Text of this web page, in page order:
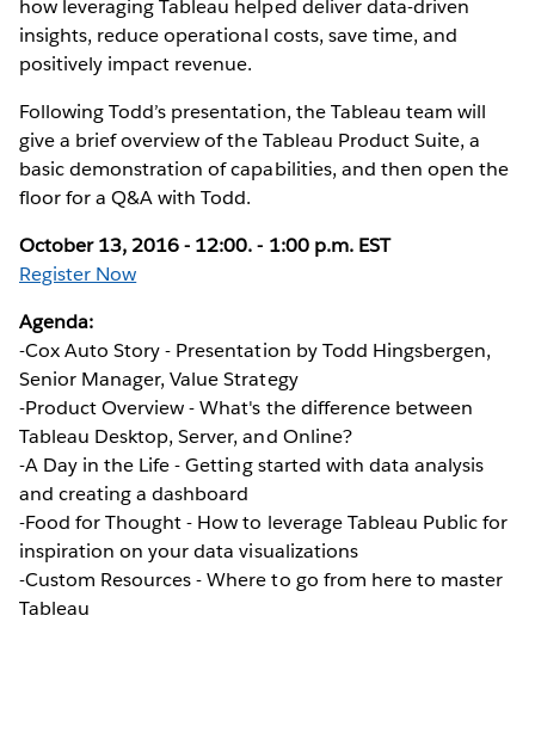
how leveraging Tableau helped deliver data-driven
insights, reduce operational costs, save time, and
positively impact revenue.
Following Todd’s presentation, the Tableau team will
give a brief overview of the Tableau Product Suite, a
basic demonstration of capabilities, and then open the
floor for a Q&A with Todd.
October 13, 2016 - 12:00. - 1:00 p.m. EST
Register Now
Agenda:
-Cox Auto Story - Presentation by Todd Hingsbergen,
Senior Manager, Value Strategy
-Product Overview - What's the difference between
Tableau Desktop, Server, and Online?
-A Day in the Life - Getting started with data analysis
and creating a dashboard
-Food for Thought - How to leverage Tableau Public for
inspiration on your data visualizations
-Custom Resources - Where to go from here to master
Tableau